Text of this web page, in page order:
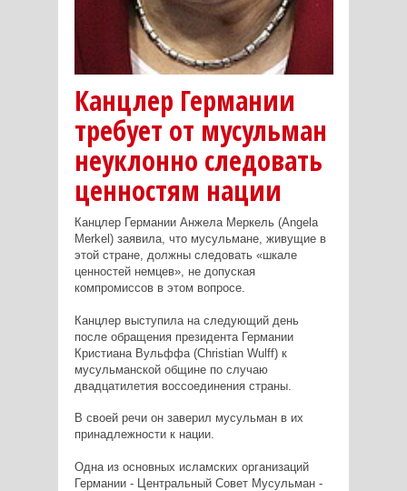
Канцлер Германии
требует от мусульман
неуклонно следовать
ценностям нации
Канцлер Германии Анжела Меркель (Angela
Merkel) заявила, что мусульмане, живущие в
этой стране, должны следовать «шкале
ценностей немцев», не допуская
компромиссов в этом вопросе.
Канцлер выступила на следующий день
после обращения президента Германии
Кристиана Вульффа (Christian Wulff) к
мусульманской общине по случаю
двадцатилетия воссоединения страны.
В своей речи он заверил мусульман в их
принадлежности к нации.
Одна из основных исламских организаций
Германии - Центральный Совет Мусульман -